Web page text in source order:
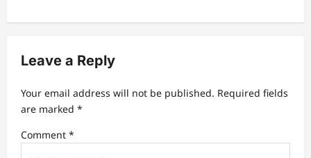
v
g
a
t
i
Leave a Reply
Your email address will not be published. Required fields
are marked *
Comment *